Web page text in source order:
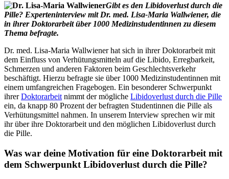
Gibt es den Libidoverlust durch die
Pille? Experteninterview mit Dr. med. Lisa-Maria Wallwiener, die
in ihrer Doktorarbeit über 1000 Medizinstudentinnen zu diesem
Thema befragte.
Dr. med. Lisa-Maria Wallwiener hat sich in ihrer Doktorarbeit mit
dem Einfluss von Verhütungsmitteln auf die Libido, Erregbarkeit,
Schmerzen und anderen Faktoren beim Geschlechtsverkehr
beschäftigt. Hierzu befragte sie über 1000 Medizinstudentinnen mit
einem umfangreichen Fragebogen. Ein besonderer Schwerpunkt
ihrerDoktorarbeit nimmt der mögliche Libidoverlust durch die Pille
ein, da knapp 80 Prozent der befragten Studentinnen die Pille als
Verhütungsmittel nahmen. In unserem Interview sprechen wir mit
ihr über ihre Doktorarbeit und den möglichen Libidoverlust durch
die Pille.
Was war deine Motivation für eine Doktorarbeit mit
dem Schwerpunkt Libidoverlust durch die Pille?